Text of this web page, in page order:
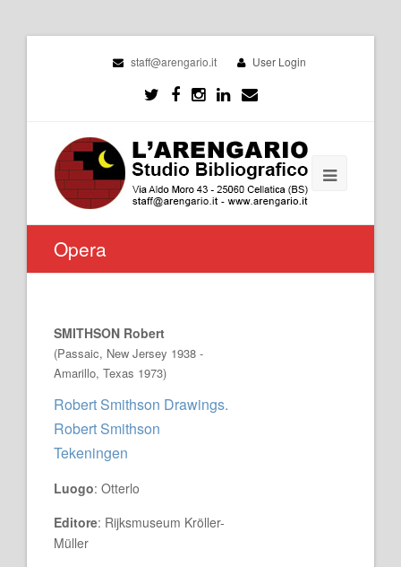
staff@arengario.it User Login
Opera
SMITHSON Robert
(Passaic, New Jersey 1938 -
Amarillo, Texas 1973)
Robert Smithson Drawings.
Robert Smithson
Tekeningen
Luogo: Otterlo
Editore: Rijksmuseum Kröller-
Müller